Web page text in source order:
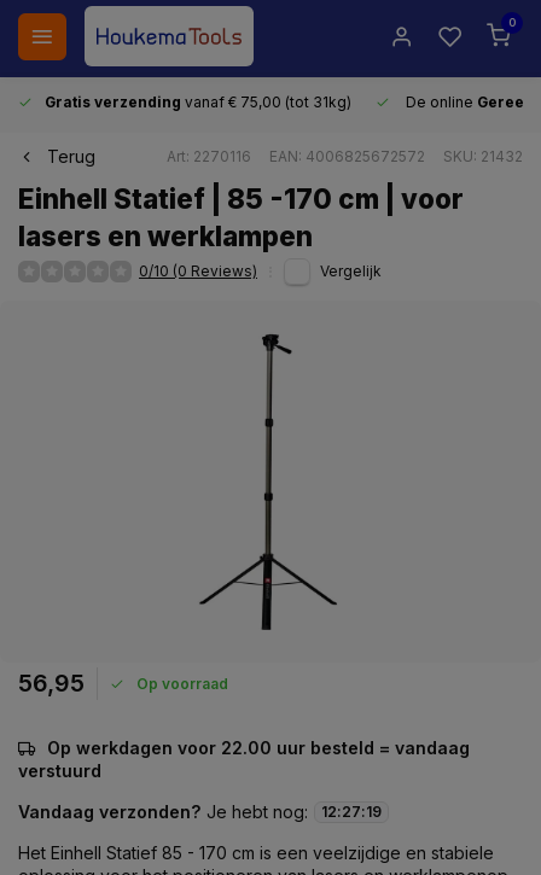
0
Gratis verzending vanaf € 75,00 (tot 31kg) De online
Terug Art: 2270116 EAN: 4006825672572 SKU: 21432
Einhell Statief | 85 -170 cm | voor
lasers en werklampen
0/10 (0 Reviews) Vergelijk
56,95 Op voorraad
Op werkdagen voor 22.00 uur besteld = vandaag
verstuurd
Vandaag verzonden? Je hebt nog: 12:27:19
Het Einhell Statief 85 - 170 cm is een veelzijdige en stabiele